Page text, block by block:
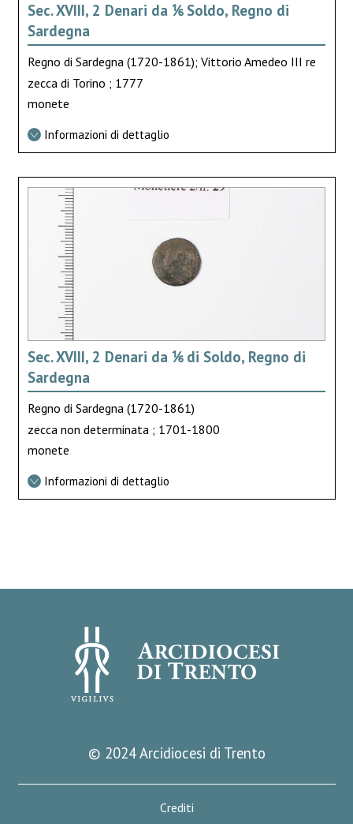
Sec. XVIII, 2 Denari da ⅙ Soldo, Regno di
Sardegna
Regno di Sardegna (1720-1861); Vittorio Amedeo III re
zecca di Torino ; 1777
monete
Informazioni di dettaglio
Sec. XVIII, 2 Denari da ⅙ di Soldo, Regno di
Sardegna
Regno di Sardegna (1720-1861)
zecca non determinata ; 1701-1800
monete
Informazioni di dettaglio
© 2024 Arcidiocesi di Trento
Crediti